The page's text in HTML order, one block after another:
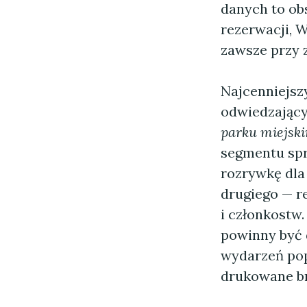
danych to
rezerwacji,
zawsze przy
parku
segmentu
rozrywkę
drugiego —
i
powinny być
wydarzeń
drukowane